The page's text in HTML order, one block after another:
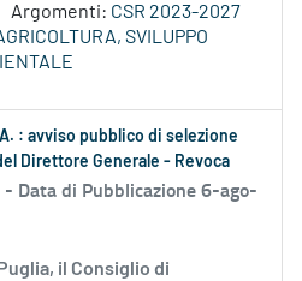
Argomenti: CSR 2023-2027
SVILUPPO
: avviso pubblico di selezione
Direttore Generale - Revoca
- Data di Pubblicazione 6-ago-
il Consiglio di